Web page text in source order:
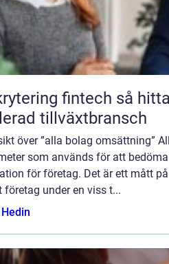
fintech så hittar bolag rätt ledare i en
tillväxtbransch
över ”alla bolag omsättning”
som används för att
för företag. Det är ett mått
företag under en viss t...